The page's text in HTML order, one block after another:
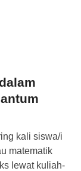
kali siswa/i
matematik
lewat kuliah-